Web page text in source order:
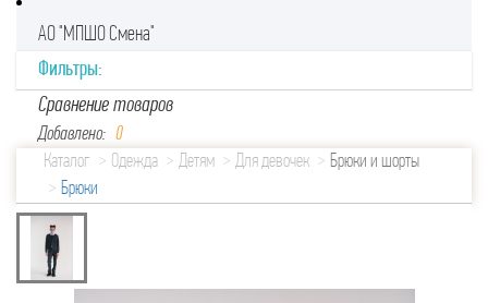
АО "МПШО Смена"
Фильтры:
Сравнение товаров
Добавлено: 0
Каталог
Одежда Детям Для девочек
Брюки и шорты
Брюки